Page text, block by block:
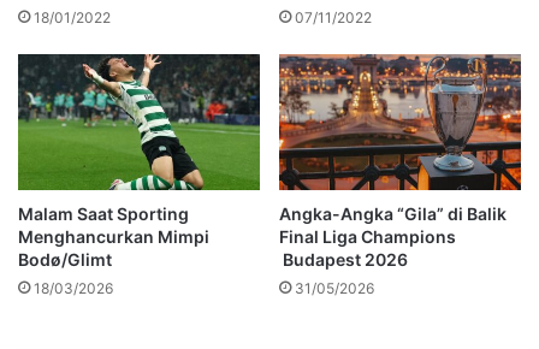
18/01/2022 07/11/2022
Malam Saat Sporting
Menghancurkan Mimpi
Bodø/Glimt
18/03/2026
Angka-Angka “Gila” di Balik
Final Liga Champions
Budapest 2026
31/05/2026